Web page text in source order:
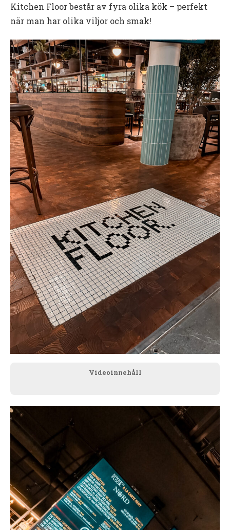
Kitchen Floor består av fyra olika kök – perfekt
när man har olika viljor och smak!
Videoinnehåll